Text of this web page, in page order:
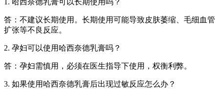
1. 哈西奈德乳膏可以长期使用吗？
答：不建议长期使用。长期使用可能导致皮肤萎缩、毛细血管
扩张等不良反应。
2. 孕妇可以使用哈西奈德乳膏吗？
答：孕妇需慎用，必须在医生指导下使用，权衡利弊。
3. 如果使用哈西奈德乳膏后出现过敏反应怎么办？